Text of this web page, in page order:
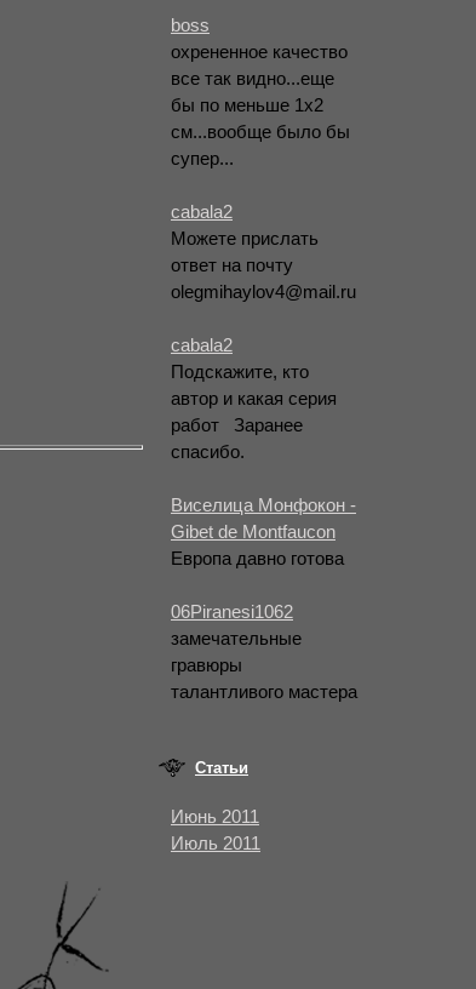
boss
охрененное качество
все так видно...еще
бы по меньше 1х2
см...вообще было бы
супер...
cabala2
Можете прислать
ответ на почту
olegmihaylov4@mail.ru
cabala2
Подскажите, кто
автор и какая серия
работ
Заранее
спасибо.
Виселица Монфокон -
Gibet de Montfaucon
Европа давно готова
06Piranesi1062
замечательные
гравюры
талантливого мастера
Статьи
Июнь 2011
Июль 2011